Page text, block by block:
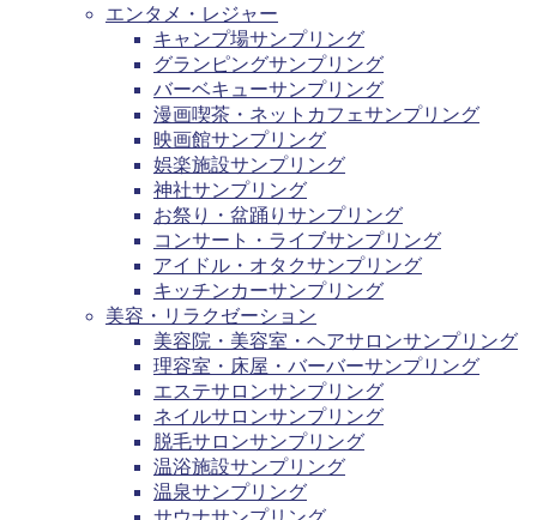
エンタメ・レジャー
キャンプ場サンプリング
グランピングサンプリング
バーベキューサンプリング
漫画喫茶・ネットカフェサンプリング
映画館サンプリング
娯楽施設サンプリング
神社サンプリング
お祭り・盆踊りサンプリング
コンサート・ライブサンプリング
アイドル・オタクサンプリング
キッチンカーサンプリング
美容・リラクゼーション
美容院・美容室・ヘアサロンサンプリング
理容室・床屋・バーバーサンプリング
エステサロンサンプリング
ネイルサロンサンプリング
脱毛サロンサンプリング
温浴施設サンプリング
温泉サンプリング